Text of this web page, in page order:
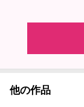
他の作品